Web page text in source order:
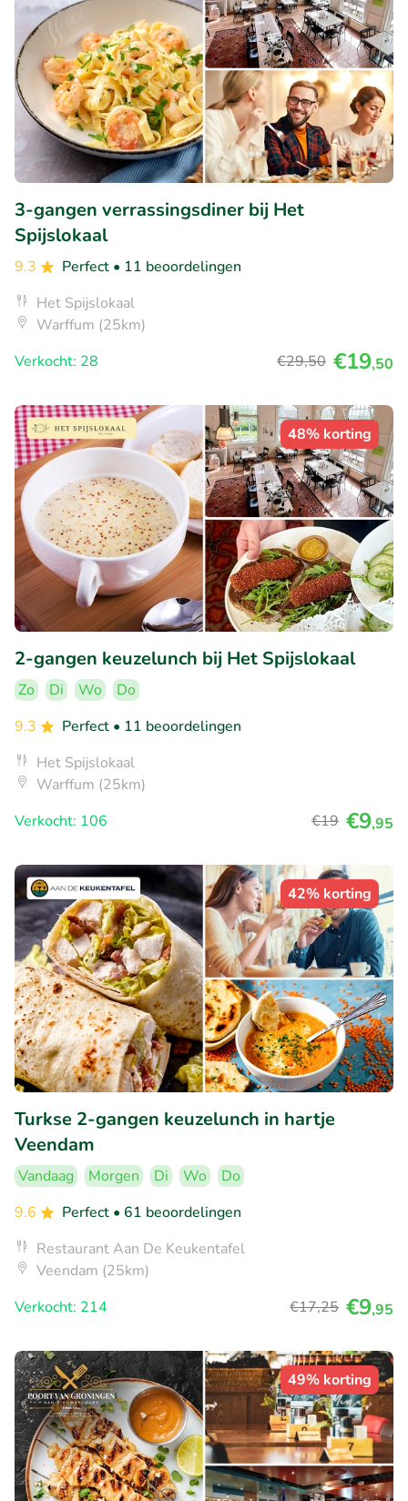
3-gangen verrassingsdiner bij Het
Spijslokaal
9.3 Perfect • 11 beoordelingen
Het Spijslokaal
Warffum (25km)
Verkocht: 28
€29,50 €19,50
48% korting
2-gangen keuzelunch bij Het Spijslokaal
Zo Di Wo
Do
9.3
Perfect • 11 beoordelingen
Het Spijslokaal
Warffum (25km)
Verkocht: 106
€19 €9,95
42% korting
Turkse 2-gangen keuzelunch in hartje
Veendam
Vandaag Morgen Di Wo
Do
9.6
Perfect • 61 beoordelingen
Restaurant Aan De Keukentafel
Veendam (25km)
Verkocht: 214
€17,25 €9,95
49% korting